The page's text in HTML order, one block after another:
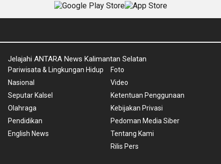
Jelajahi ANTARA News Kalimantan Selatan
Pariwisata & Lingkungan Hidup
Nasional
Seputar Kalsel
Olahraga
Pendidikan
English News
Foto
Video
Ketentuan Penggunaan
Kebijakan Privasi
Pedoman Media Siber
Tentang Kami
Rilis Pers